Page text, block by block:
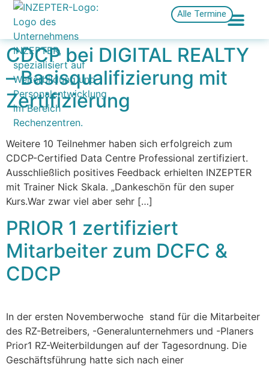
Alle Termine
CDCP bei DIGITAL REALTY
– Basisqualifizierung mit
Zertifizierung
Weitere 10 Teilnehmer haben sich erfolgreich zum
CDCP-Certified Data Centre Professional zertifiziert.
Ausschließlich positives Feedback erhielten INZEPTER
mit Trainer Nick Skala. „Dankeschön für den super
Kurs.War zwar viel aber sehr […]
PRIOR 1 zertifiziert
Mitarbeiter zum DCFC &
CDCP
In der ersten Novemberwoche stand für die Mitarbeiter
des RZ-Betreibers, -Generalunternehmers und -Planers
Prior1 RZ-Weiterbildungen auf der Tagesordnung. Die
Geschäftsführung hatte sich nach einer